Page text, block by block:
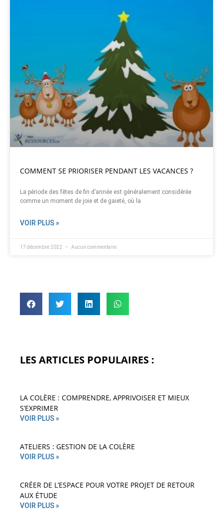
COMMENT SE PRIORISER PENDANT LES VACANCES ?
La période des fêtes de fin d’année est généralement considérée
comme un moment de joie et de gaieté, où la
VOIR PLUS »
17 décembre 2022 Aucun commentaire
LES ARTICLES POPULAIRES :
LA COLÈRE : COMPRENDRE, APPRIVOISER ET MIEUX
S’EXPRIMER
VOIR PLUS »
ATELIERS : GESTION DE LA COLÈRE
VOIR PLUS »
CRÉER DE L’ESPACE POUR VOTRE PROJET DE RETOUR
AUX ÉTUDE
VOIR PLUS »